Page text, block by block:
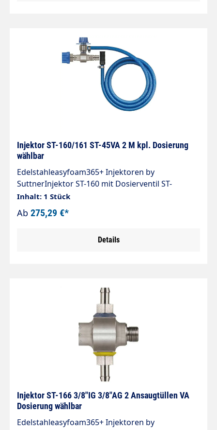
Injektor ST-160/161 ST-45VA 2 M kpl. Dosierung
wählbar
Edelstahleasyfoam365+ Injektoren by
SuttnerInjektor ST-160 mit Dosierventil ST-
161Material: EdelstahlEingang: Kupplung ST-45-
250 EdelstahlAusgang: Stecker ST-45-250
EdelstahlDüsengröße: wählbarAnsaugung: Tülle 9
31Max. 350 bar / 90°CInjektor ST-160 für Chemie-
Inhalt: 1 Stück
Ab 275,29 €*
Details
Injektor ST-166 3/8"IG 3/8"AG 2 Ansaugtüllen VA
Dosierung wählbar
Edelstahleasyfoam365+ Injektoren by